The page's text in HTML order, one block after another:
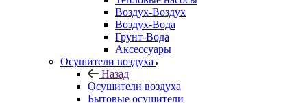
Воздух-Воздух
Воздух-Вода
Грунт-Вода
Аксессуары
Осушители воздуха
Назад
Осушители воздуха
Бытовые осушители